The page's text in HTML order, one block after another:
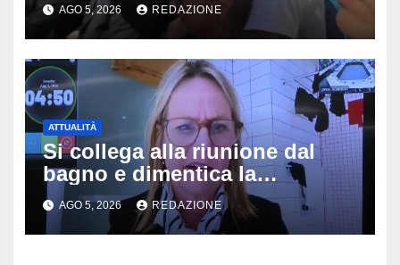
potranno avvicinarsi alla
famiglia di Alessio Tucci
AGO 5, 2026 REDAZIONE
ATTUALITÀ
Si collega alla riunione dal
bagno e dimentica la
telecamera accesa: tutti
vedono il bucato, il video
diventa virale
AGO 5, 2026 REDAZIONE